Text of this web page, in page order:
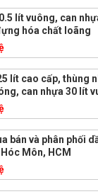
lít vuông, can
hóa chất loãng
lít cao cấp, thùng
can nhựa 30 lít
bán và phân phối
Môn, HCM